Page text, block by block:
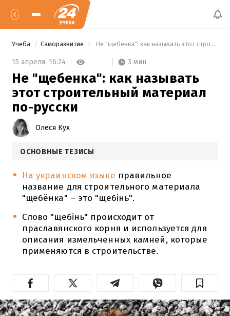
Учеба Саморазвитие Не "щебенка": как называть этот строительный материал по-русски
15 апреля, 16:24 3 мин
Не "щебенка": как называть
этот строительный материал
по-русски
Олеся Кух
ОСНОВНЫЕ ТЕЗИСЫ
На украинском языке правильное
название для строительного материала
"щебёнка" – это "щебінь".
Слово "щебінь" происходит от
праславянского корня и используется для
описания измельченных камней, которые
применяются в строительстве.